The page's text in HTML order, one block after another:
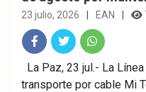
23 julio, 2026 EAN
Fac
Twitt What
La Paz, 23 jul.- La
transporte por cable Mi